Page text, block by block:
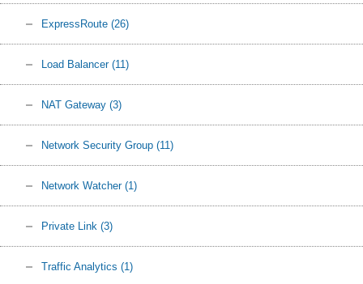
ExpressRoute (26)
Load Balancer (11)
NAT Gateway (3)
Network Security Group (11)
Network Watcher (1)
Private Link (3)
Traffic Analytics (1)